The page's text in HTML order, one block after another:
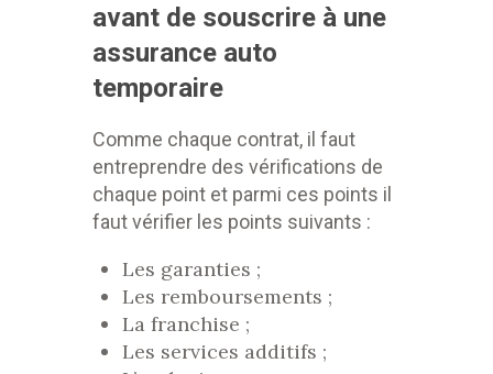
avant de souscrire à une
assurance auto
temporaire
Comme chaque contrat, il faut
entreprendre des vérifications de
chaque point et parmi ces points il
faut vérifier les points suivants :
Les garanties ;
Les remboursements ;
La franchise ;
Les services additifs ;